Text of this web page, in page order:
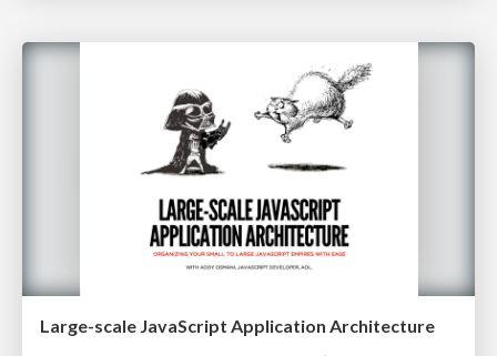
Large-scale JavaScript Application Architecture